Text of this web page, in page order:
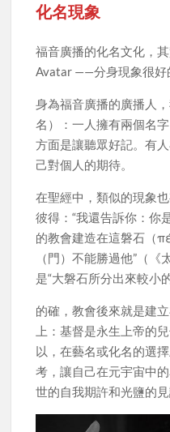
化名現象
福音廣播的化名文化，
Avatar ——分身現象很好
身為福音廣播的廣播人
名）：一人擁有兩個名
方面是讓聽眾好記。有
己對個人的期待。
在聖經中，類似的現象
彼得：“我還告訴你：你
的教會建造在這磐石（
（門）不能勝過他”（
是“大磐石所分出來較小的
的確，教會後來就是建
上：基督是永生上帝的
以，在藝名或化名的選
考，讓自己在元宇宙中
世的自我期許和光鹽的見